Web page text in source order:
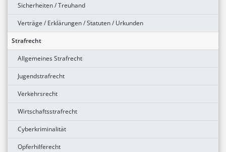
Sicherheiten / Treuhand
Verträge / Erklärungen / Statuten / Urkunden
Strafrecht
Allgemeines Strafrecht
Jugendstrafrecht
Verkehrsrecht
Wirtschaftsstrafrecht
Cyberkriminalität
Opferhilferecht